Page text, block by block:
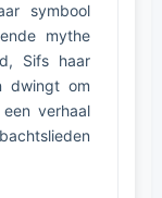
symbool
mythe
Sifs haar
dwingt om
verhaal